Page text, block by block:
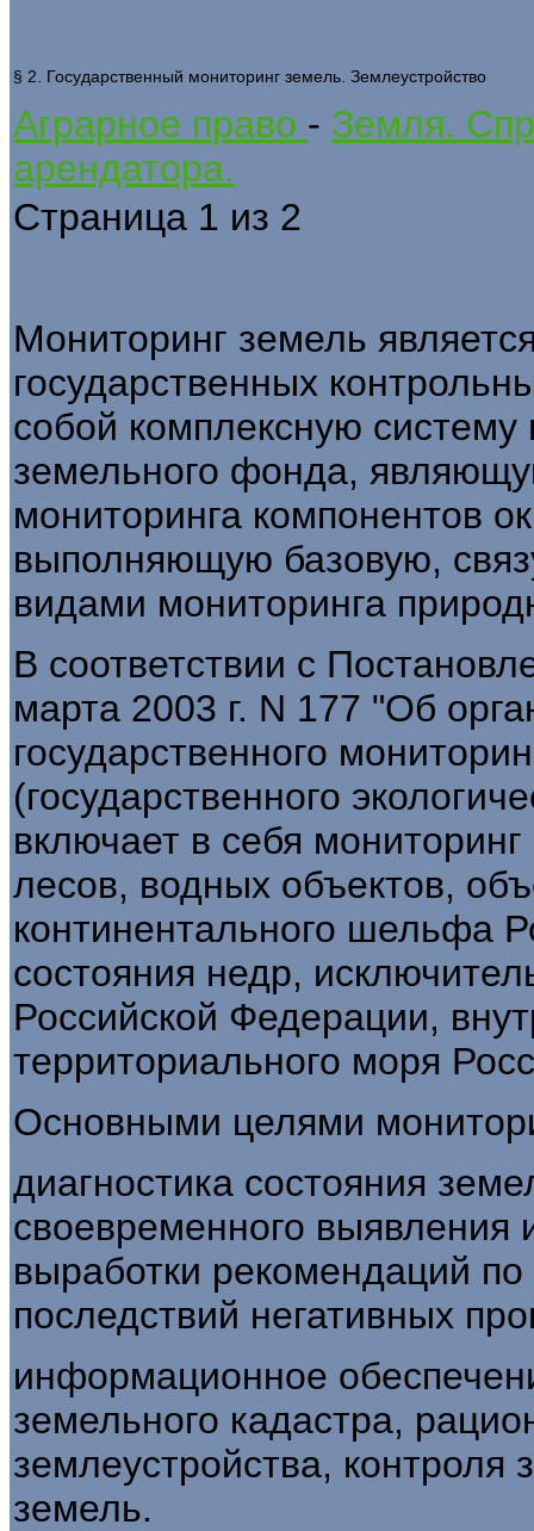
§ 2. Государственный мониторинг земель. Землеустройство
Аграрное право - Земля.
арендатора.
Страница 1 из 2
Мониторинг земель
государственных
собой комплексную
земельного фонда,
мониторинга компонентов
выполняющую базовую,
видами мониторинга
В соответствии с
марта 2003 г. N 177 "Об
государственного
(государственного
включает в себя
лесов, водных объектов,
континентального шельфа
состояния недр,
Российской Федерации,
территориального моря
Основными целями
диагностика состояния
своевременного выявления
выработки рекомендаций
последствий негативных
информационное
земельного кадастра,
землеустройства, контроля
земель.